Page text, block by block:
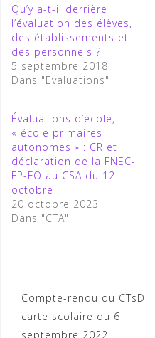
Qu’y a-t-il derrière
l’évaluation des élèves,
des établissements et
des personnels ?
5 septembre 2018
Dans "Evaluations"
Évaluations d’école,
« école primaires
autonomes » : CR et
déclaration de la FNEC-
FP-FO au CSA du 12
octobre
20 octobre 2023
Dans "CTA"
Navigation
de
Compte-rendu du CTsD
carte scolaire du 6
septembre 2022